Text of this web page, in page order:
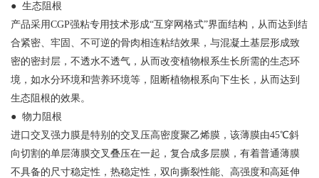
● 生态阻根
产品采用CGP强粘专用技术形成“互穿网格式”界面结构，从而达到结
合紧密、牢固、不可逆的骨肉相连粘结效果，与混凝土基层形成致
密的密封层，不透水不透气，从而改变植物根系生长所需的生态环
境，如水分环境和营养环境等，阻断植物根系向下生长，从而达到
生态阻根的效果。
● 物力阻根
进口交叉强力膜是特别的交叉压高密度聚乙烯膜，该薄膜由45℃斜
向切割的单层薄膜交叉叠压在一起，复合成多层膜，有着普通薄膜
不具备的尺寸稳定性，热稳定性，双向撕裂性能、高强度和高延伸